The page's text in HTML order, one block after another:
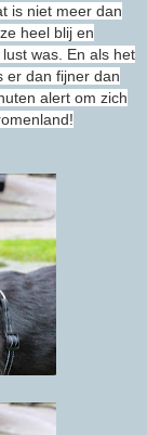
is niet meer dan
heel blij en
was. En als het
er dan fijner dan
alert om zich